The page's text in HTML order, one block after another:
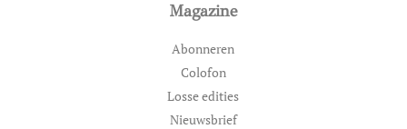
Magazine
Abonneren
Colofon
Losse edities
Nieuwsbrief